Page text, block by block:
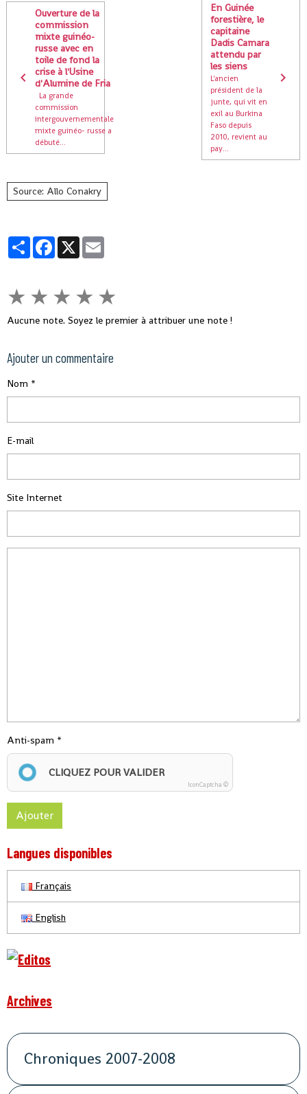
Ouverture de la
commission
mixte guinéo-
russe avec en
toile de fond la
crise à l'Usine
d'Alumine de Fria
La grande
commission
intergouvernementale
mixte guinéo- russe a
débuté...
En Guinée
forestière, le
capitaine
Dadis Camara
attendu par
les siens
L'ancien
président de la
junte, qui vit en
exil au Burkina
Faso depuis
2010, revient au
pay...
Source: Allo Conakry
PartagerFacebook
X
★ ★ ★ ★ ★
Aucune note. Soyez le premier à attribuer une note !
Ajouter un commentaire
Nom
E-mail
Site Internet
Anti-spam
CLIQUEZ POUR VALIDER
IconCaptcha ©
Ajouter
Langues disponibles
Français
English
Archives
Chroniques 2007-2008